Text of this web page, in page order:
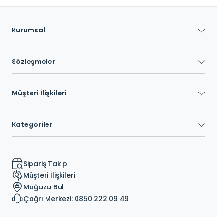
Kurumsal
Sözleşmeler
Müşteri İlişkileri
Kategoriler
Sipariş Takip
Müşteri İlişkileri
Mağaza Bul
Çağrı Merkezi: 0850 222 09 49